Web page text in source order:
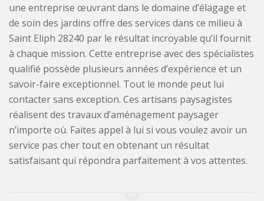
une entreprise œuvrant dans le domaine d’élagage et
de soin des jardins offre des services dans ce milieu à
Saint Eliph 28240 par le résultat incroyable qu’il fournit
à chaque mission. Cette entreprise avec des spécialistes
qualifié possède plusieurs années d’expérience et un
savoir-faire exceptionnel. Tout le monde peut lui
contacter sans exception. Ces artisans paysagistes
réalisent des travaux d’aménagement paysager
n’importe où. Faites appel à lui si vous voulez avoir un
service pas cher tout en obtenant un résultat
satisfaisant qui répondra parfaitement à vos attentes.